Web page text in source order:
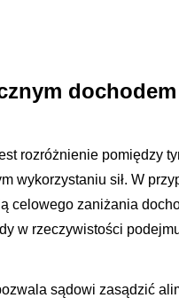
dochodem
rozróżnienie pomiędzy
wykorzystaniu sił. W
celowego zaniżania
w rzeczywistości
sądowi zasądzić